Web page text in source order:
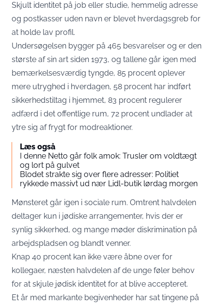
Skjult identitet på job eller studie, hemmelig adresse
og postkasser uden navn er blevet hverdagsgreb for
at holde lav profil.
Undersøgelsen bygger på 465 besvarelser og er den
største af sin art siden 1973, og tallene går igen med
bemærkelsesværdig tyngde, 85 procent oplever
mere utryghed i hverdagen, 58 procent har indført
sikkerhedstiltag i hjemmet, 83 procent regulerer
adfærd i det offentlige rum, 72 procent undlader at
ytre sig af frygt for modreaktioner.
Læs også
I denne Netto går folk amok: Trusler om voldtægt
og lort på gulvet
Blodet strakte sig over flere adresser: Politiet
rykkede massivt ud nær Lidl-butik lørdag morgen
Mønsteret går igen i sociale rum. Omtrent halvdelen
deltager kun i jødiske arrangementer, hvis der er
synlig sikkerhed, og mange møder diskrimination på
arbejdspladsen og blandt venner.
Knap 40 procent kan ikke være åbne over for
kollegaer, næsten halvdelen af de unge føler behov
for at skjule jødisk identitet for at blive accepteret.
Et år med markante begivenheder har sat tingene på